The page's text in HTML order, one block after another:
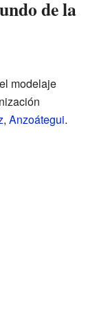
de la
modelaje
, Anzoátegui.